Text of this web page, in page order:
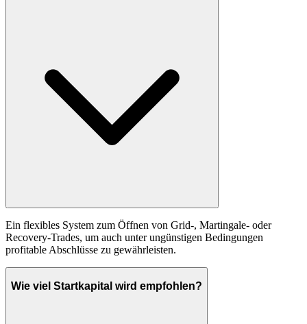
Ein flexibles System zum Öffnen von Grid-, Martingale- oder
Recovery-Trades, um auch unter ungünstigen Bedingungen
profitable Abschlüsse zu gewährleisten.
Wie viel Startkapital wird empfohlen?